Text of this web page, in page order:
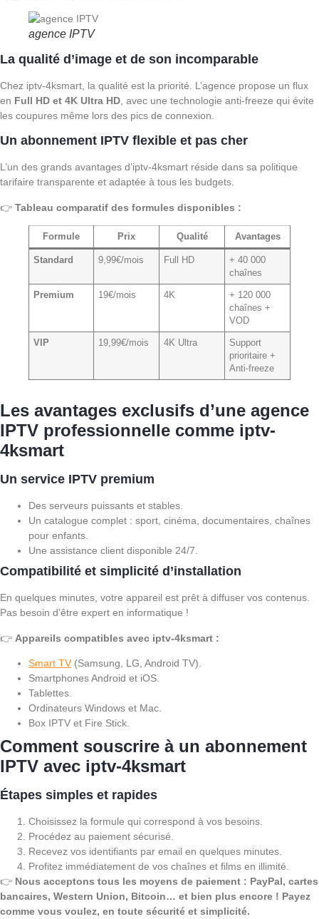
agence IPTV
La qualité d’image et de son incomparable
Chez iptv-4ksmart, la qualité est la priorité. L’agence propose un flux
en Full HD et 4K Ultra HD , avec une technologie anti-freeze qui évite
les coupures même lors des pics de connexion.
Un abonnement IPTV flexible et pas cher
L’un des grands avantages d’iptv-4ksmart réside dans sa politique
tarifaire transparente et adaptée à tous les budgets.
👉 Tableau comparatif des formules disponibles :
Formule Prix Qualité Avantages
Standard 9,99€/mois Full HD
+ 40 000
chaînes
Premium 19€/mois 4K
+ 120 000
chaînes +
VOD
VIP 19,99€/mois 4K Ultra
Support
prioritaire +
Anti-freeze
Les avantages exclusifs d’une agence
IPTV professionnelle comme iptv-
4ksmart
Un service IPTV premium
Des serveurs puissants et stables.
Un catalogue complet : sport, cinéma, documentaires, chaînes
pour enfants.
Une assistance client disponible 24/7.
Compatibilité et simplicité d’installation
En quelques minutes, votre appareil est prêt à diffuser vos contenus.
Pas besoin d’être expert en informatique !
👉 Appareils compatibles avec iptv-4ksmart :
Smart TV (Samsung, LG, Android TV).
Smartphones Android et iOS.
Tablettes.
Ordinateurs Windows et Mac.
Box IPTV et Fire Stick.
Comment souscrire à un abonnement
IPTV avec iptv-4ksmart
Étapes simples et rapides
Choisissez la formule qui correspond à vos besoins.
Procédez au paiement sécurisé.
Recevez vos identifiants par email en quelques minutes.
Profitez immédiatement de vos chaînes et films en illimité.
👉 Nous acceptons tous les moyens de paiement : PayPal, cartes
bancaires, Western Union, Bitcoin… et bien plus encore ! Payez
comme vous voulez, en toute sécurité et simplicité.